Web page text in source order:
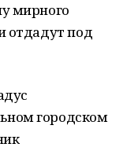
мирного
отдадут под
городском